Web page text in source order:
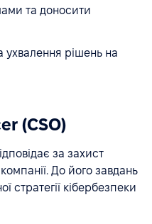
та доносити
ухвалення рішень на
(CSO)
за захист
До його завдань
стратегії кібербезпеки